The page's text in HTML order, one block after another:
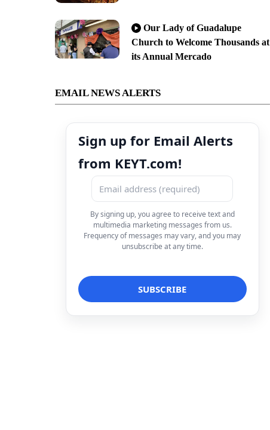
Our Lady of Guadalupe
Church to Welcome Thousands at
its Annual Mercado
EMAIL NEWS ALERTS
Sign up for Email Alerts
from KEYT.com!
By signing up, you agree to receive text and
multimedia marketing messages from us.
Frequency of messages may vary, and you may
unsubscribe at any time.